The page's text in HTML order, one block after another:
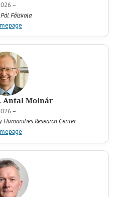
–
Főiskola
Antal Molnár
–
Research Center